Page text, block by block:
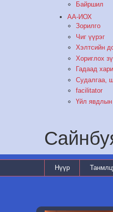
Байршил
АА-ИОХ
Зорилго
Чиг үүрэг
Хэлтсийн
Хориглох
Гадаад
Судалгаа,
facilitator
Үйл явдлын
Нүүр